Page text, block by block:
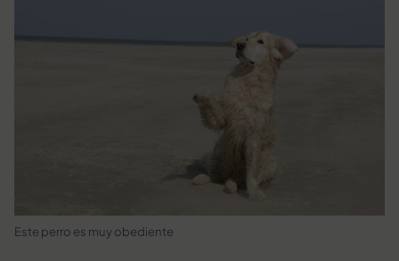
Este perro es muy obediente